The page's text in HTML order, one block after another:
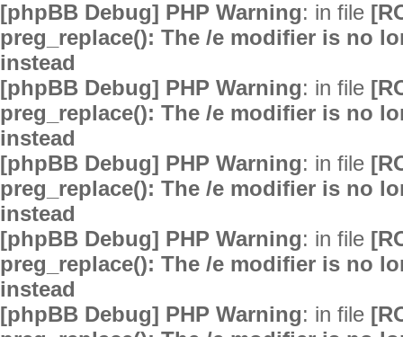
[phpBB Debug] PHP Warning: in file
preg_replace(): The /e modifier is no
instead
[phpBB Debug] PHP Warning: in file
preg_replace(): The /e modifier is no
instead
[phpBB Debug] PHP Warning: in file
preg_replace(): The /e modifier is no
instead
[phpBB Debug] PHP Warning: in file
preg_replace(): The /e modifier is no
instead
[phpBB Debug] PHP Warning: in file